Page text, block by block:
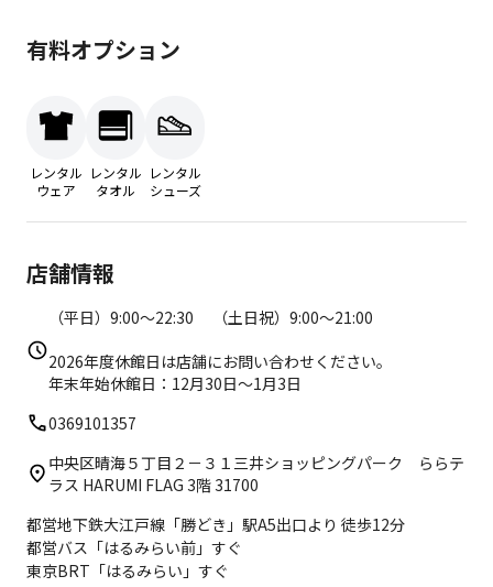
有料オプション
レンタル
ウェア
レンタル
タオル
レンタル
シューズ
店舗情報
（平日）9:00～22:30 （土日祝）9:00～21:00
2026年度休館日は店舗にお問い合わせください。
年末年始休館日：12月30日〜1月3日
0369101357
中央区晴海５丁目２－３１三井ショッピングパーク ららテ
ラス HARUMI FLAG 3階 31700
都営地下鉄大江戸線「勝どき」駅A5出口より 徒歩12分
都営バス「はるみらい前」すぐ
東京BRT「はるみらい」すぐ